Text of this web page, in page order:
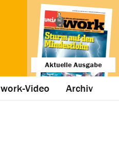
Aktuelle Ausgabe
work-Video Archiv